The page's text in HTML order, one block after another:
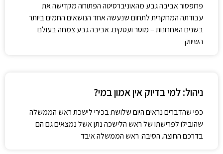
פרופסור אביבה גבע מהאוניברסיטה הפתוחה מקדישה את
עבודתה המחקרית לתחום שנעשה אחד הנושאים החמים ביותר
בשנים האחרונות – מוסר ועסקים. אביבה גבע צמחה בעולם
ניהול: למי בדיוק אין אמון במי?
כפי שהדברים נראים היום שלושת בכירי לישכת ראש הממשלה
שהובילו לפרישתו של ראש הלישכה נתן אשל נמצאים גם הם
בדרכם החוצה. הסיבה: ראש הממשלה איבד